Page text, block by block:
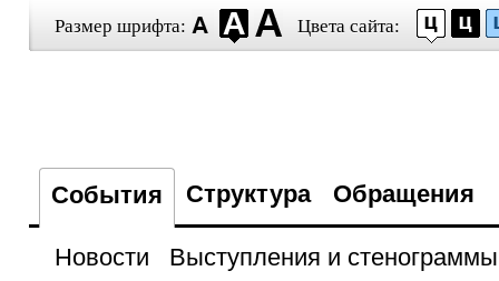
Размер шрифта: Цвета сайта:
События Структура Обращения
Новости
Выступления и стенограммы